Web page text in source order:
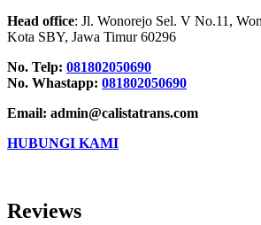
Head office: Jl. Wonorejo Sel. V No.11,
Kota SBY, Jawa Timur 60296
No. Telp: 081802050690
No. Whastapp: 081802050690
Email: admin@calistatrans.com
HUBUNGI KAMI
Reviews